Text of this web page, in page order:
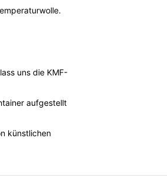
uns die KMF-
aufgestellt
künstlichen